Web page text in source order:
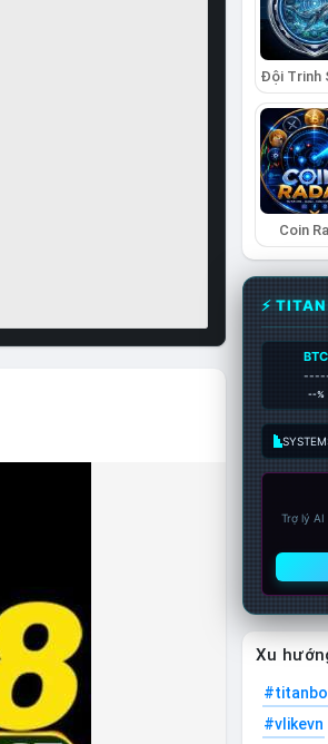
Coin
⚡
BTC
--%
Trợ lý
Xu
#vlikevn